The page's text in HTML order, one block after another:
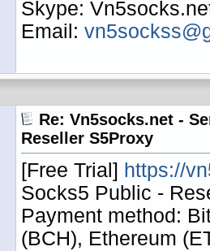
Skype:
Email:
Re: Vn5socks.net -
Reseller S5Proxy
[Free Trial] https://
Socks5 Public -
Payment method:
(BCH), Ethereum